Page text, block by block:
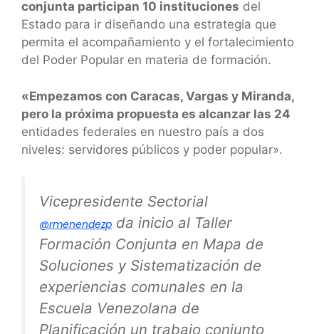
conjunta participan 10 instituciones del
Estado para ir diseñando una estrategia que
permita el acompañamiento y el fortalecimiento
del Poder Popular en materia de formación.
«Empezamos con Caracas, Vargas y Miranda,
pero la próxima propuesta es alcanzar las 24
entidades federales en nuestro país a dos
niveles: servidores públicos y poder popular».
Vicepresidente Sectorial
@rmenendezp da inicio al Taller
Formación Conjunta en Mapa de
Soluciones y Sistematización de
experiencias comunales en la
Escuela Venezolana de
Planificación un trabajo conjunto